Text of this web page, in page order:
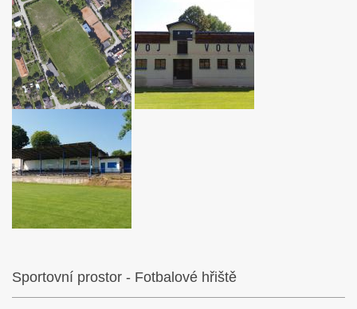
Sportovní prostor - Fotbalové hřiště